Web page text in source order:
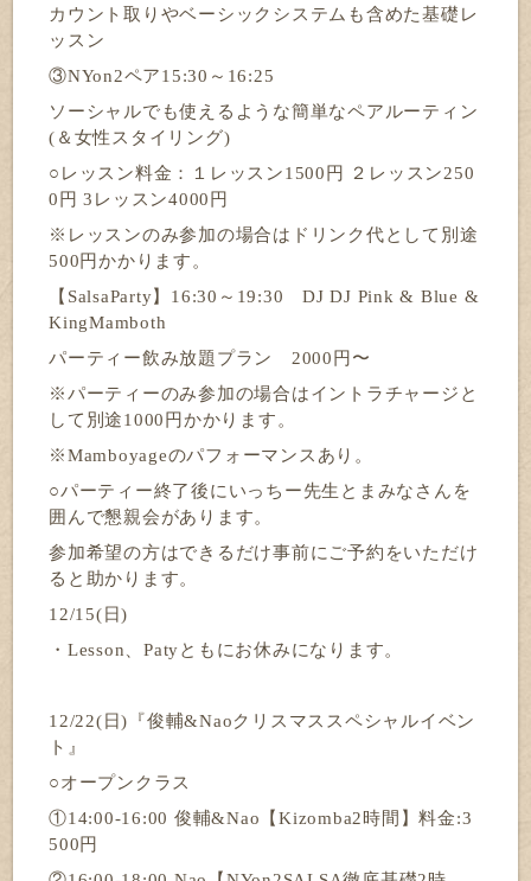
カウント取りやベーシックシステムも含めた基礎レ
ッスン
③NYon2ペア15:30～16:25
ソーシャルでも使えるような簡単なペアルーティン
(＆女性スタイリング)
○レッスン料金：１レッスン1500円 ２レッスン250
0円 3レッスン4000円
※レッスンのみ参加の場合はドリンク代として別途
500円かかります。
【SalsaParty】16:30～19:30　DJ DJ Pink & Blue &
KingMamboth
パーティー飲み放題プラン　2000円〜
※パーティーのみ参加の場合はイントラチャージと
して別途1000円かかります。
※Mamboyageのパフォーマンスあり。
○パーティー終了後にいっちー先生とまみなさんを
囲んで懇親会があります。
参加希望の方はできるだけ事前にご予約をいただけ
ると助かります。
12/15(日)
・Lesson、Patyともにお休みになります。
12/22(日)『俊輔&Naoクリスマススペシャルイベン
ト』
○オープンクラス
①14:00-16:00 俊輔&Nao【Kizomba2時間】料金:3
500円